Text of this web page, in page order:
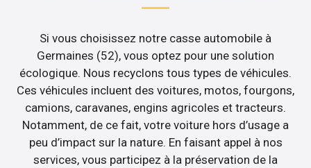
Si vous choisissez notre casse automobile à
Germaines (52), vous optez pour une solution
écologique. Nous recyclons tous types de véhicules.
Ces véhicules incluent des voitures, motos, fourgons,
camions, caravanes, engins agricoles et tracteurs.
Notamment, de ce fait, votre voiture hors d’usage a
peu d’impact sur la nature. En faisant appel à nos
services, vous participez à la préservation de la